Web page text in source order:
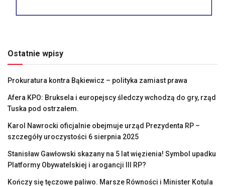
Ostatnie wpisy
Prokuratura kontra Bąkiewicz – polityka zamiast prawa
Afera KPO: Bruksela i europejscy śledczy wchodzą do gry, rząd
Tuska pod ostrzałem.
Karol Nawrocki oficjalnie obejmuje urząd Prezydenta RP –
szczegóły uroczystości 6 sierpnia 2025
Stanisław Gawłowski skazany na 5 lat więzienia! Symbol upadku
Platformy Obywatelskiej i arogancji III RP?
Kończy się tęczowe paliwo. Marsze Równości i Minister Kotula